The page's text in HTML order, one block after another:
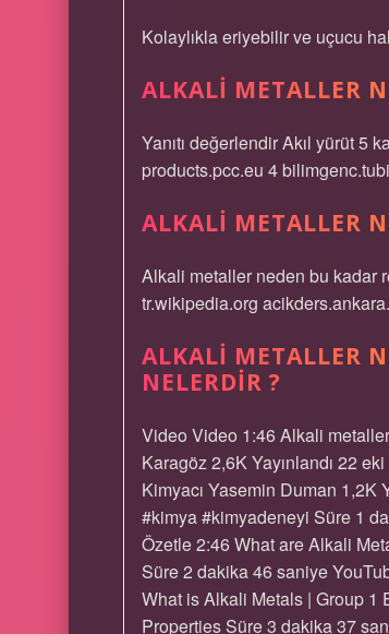
Kolaylıkla eriyebilir ve uçucu
ALKALI METALLER
Yanıtı değerlendir Akıl yürüt 5
products.pcc.eu 4
ALKALI METALLER
Alkali metaller neden bu kadar
tr.wikipedia.org
ALKALI METALLER
NELERDIR ?
Video Video 1:46 Alkali
Karagöz 2,6K Yayınlandı 22
Kimyacı Yasemin Duman 1,2K
#kimya #kimyadeneyi Süre 1
Özetle 2:46 What are Alkali
Süre 2 dakika 46 saniye
What is Alkali Metals | Group 1
Properties Süre 3 dakika 37